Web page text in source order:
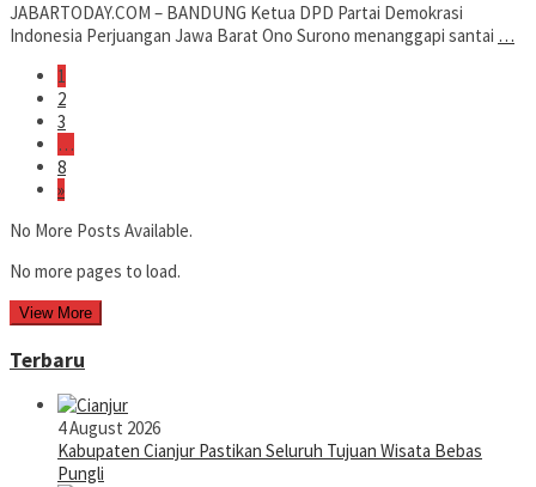
JABARTODAY.COM – BANDUNG Ketua DPD Partai Demokrasi
Indonesia Perjuangan Jawa Barat Ono Surono menanggapi santai …
1
2
3
…
8
»
No More Posts Available.
No more pages to load.
View More
Terbaru
4 August 2026
Kabupaten Cianjur Pastikan Seluruh Tujuan Wisata Bebas
Pungli